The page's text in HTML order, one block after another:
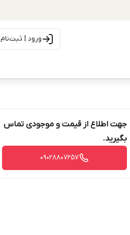
ورود | ثبت‌نام
جهت اطلاع از قیمت و موجودی تماس
بگیرید.
09028807257